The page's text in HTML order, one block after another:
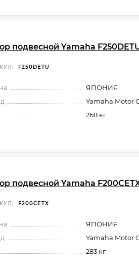
подвесной Yamaha
F250DETU
ЯПОНИЯ
Yamaha Motor
268 кг
подвесной Yamaha
F200CETX
ЯПОНИЯ
Yamaha Motor
283 кг